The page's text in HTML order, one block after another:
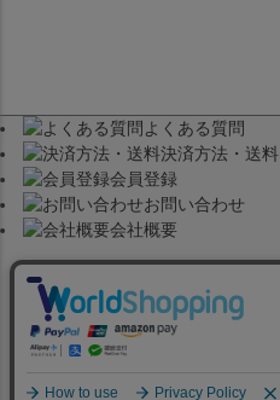
よくある質問
決済方法・送料
会員登録
お問い合わせ
会社概要